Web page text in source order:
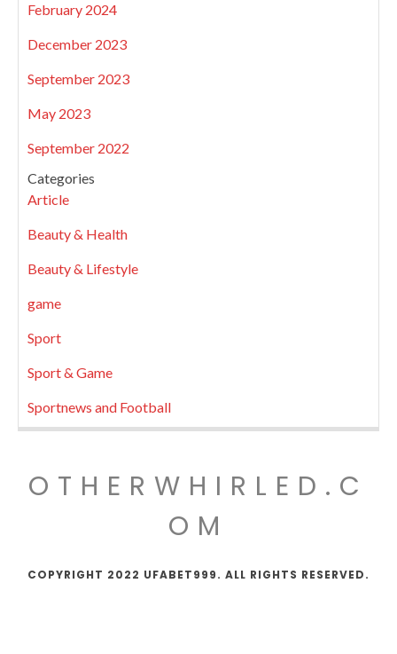
February 2024
December 2023
September 2023
May 2023
September 2022
Categories
Article
Beauty & Health
Beauty & Lifestyle
game
Sport
Sport & Game
Sportnews and Football
OTHERWHIRLED.C
OM
COPYRIGHT 2022 UFABET999. ALL RIGHTS RESERVED.